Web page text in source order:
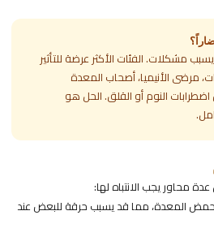
قد يسبب مشكلات. الفئات الأكثر عرضة للتأثير
مرضى الأنيميا، أصحاب المعدة
النوم أو القلق. الحل هو
محاور يجب الانتباه لها:
حمض المعدة، مما قد يسبب حرقة للبعض عند